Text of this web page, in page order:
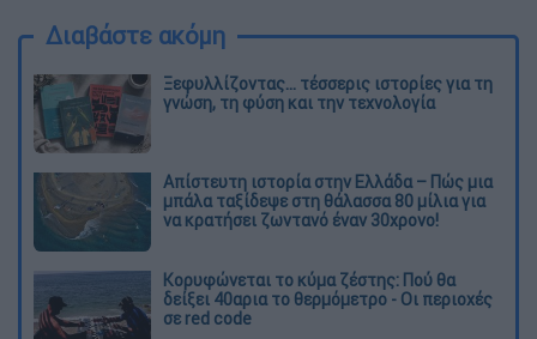
Διαβάστε ακόμη
Ξεφυλλίζοντας... τέσσερις ιστορίες για τη
γνώση, τη φύση και την τεχνολογία
Απίστευτη ιστορία στην Ελλάδα – Πώς μια
μπάλα ταξίδεψε στη θάλασσα 80 μίλια για
να κρατήσει ζωντανό έναν 30χρονο!
Κορυφώνεται το κύμα ζέστης: Πού θα
δείξει 40αρια το θερμόμετρο - Οι περιοχές
σε red code